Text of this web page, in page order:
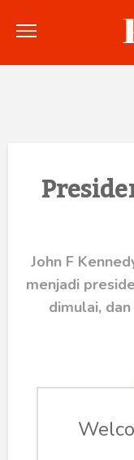
Politik
Hankam
Internasional
John F
menjadi
dimulai,
Kamis, 7